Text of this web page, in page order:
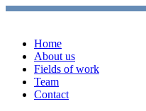
Home
About us
Fields of work
Team
Contact